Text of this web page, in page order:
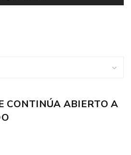
CONTINÚA ABIERTO A